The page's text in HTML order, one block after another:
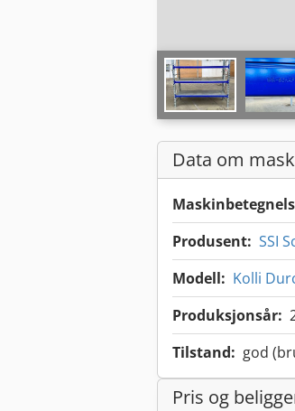
Data om
Produsent: SSI
Modell: Kolli
Produksjonsår:
Tilstand: god
Pris og